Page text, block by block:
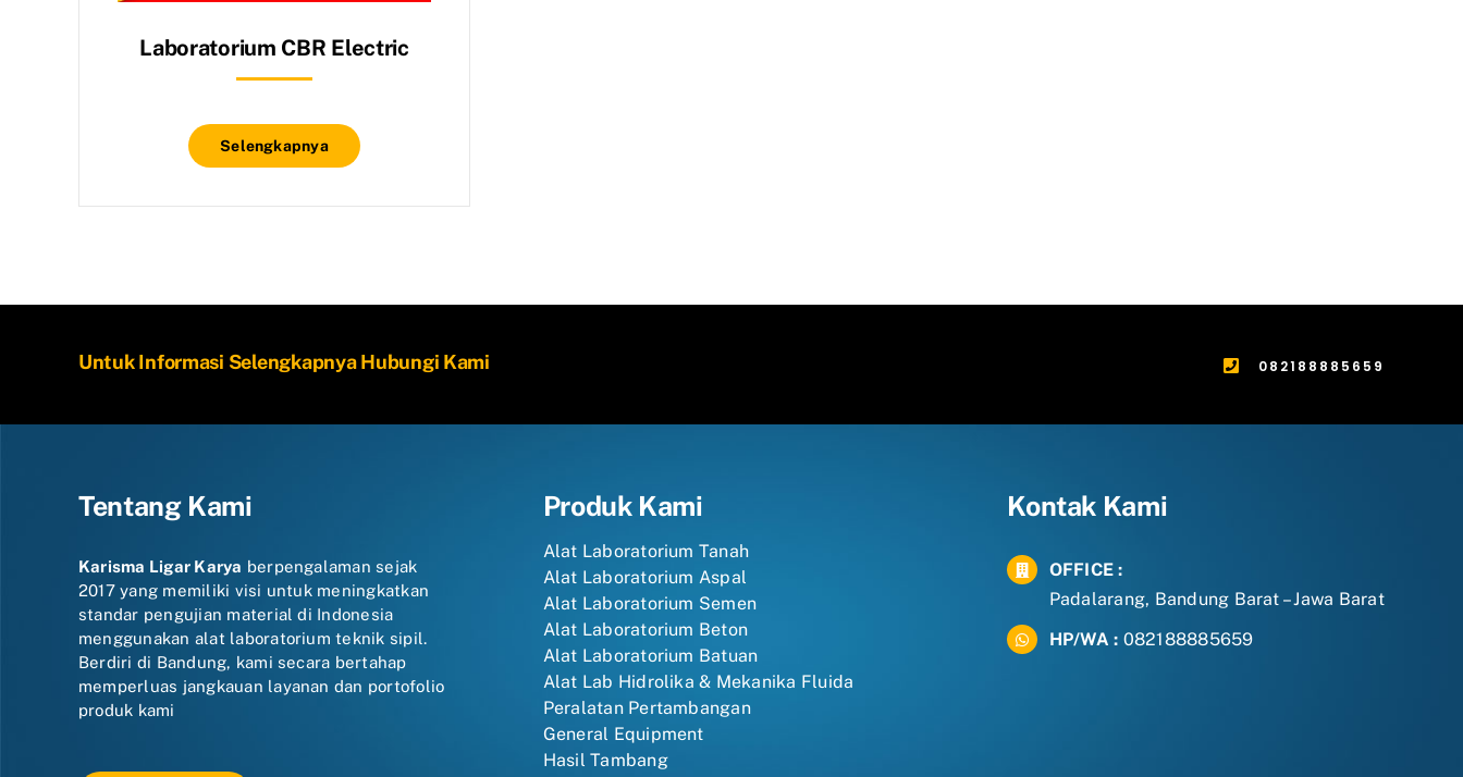
Laboratorium CBR Electric
Selengkapnya
Untuk Informasi Selengkapnya Hubungi Kami 082188885659
Tentang Kami
Karisma Ligar Karya berpengalaman sejak
2017 yang memiliki visi untuk meningkatkan
standar pengujian material di Indonesia
menggunakan alat laboratorium teknik sipil.
Berdiri di Bandung, kami secara bertahap
memperluas jangkauan layanan dan portofolio
produk kami
Produk Kami
Alat Laboratorium Tanah
Alat Laboratorium Aspal
Alat Laboratorium Semen
Alat Laboratorium Beton
Alat Laboratorium Batuan
Alat Lab Hidrolika & Mekanika Fluida
Peralatan Pertambangan
General Equipment
Hasil Tambang
Kontak Kami
OFFICE :
Padalarang, Bandung Barat – Jawa Barat
HP/WA : 082188885659